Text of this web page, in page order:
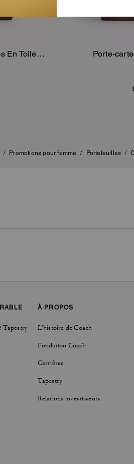
En Toile
Porte-
/ Promotions pour femme / Portefeuilles /
Tapestry
À PROPOS
L'histoire de Coach
Fondation Coach
Carrières
Tapestry
Relations investisseurs